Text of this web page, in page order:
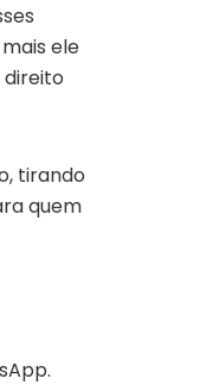
ele
direito
tirando
quem